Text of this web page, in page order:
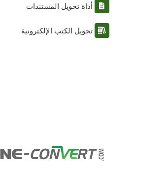
أداة تحويل المستندات
تحويل الكتب الإلكترونية